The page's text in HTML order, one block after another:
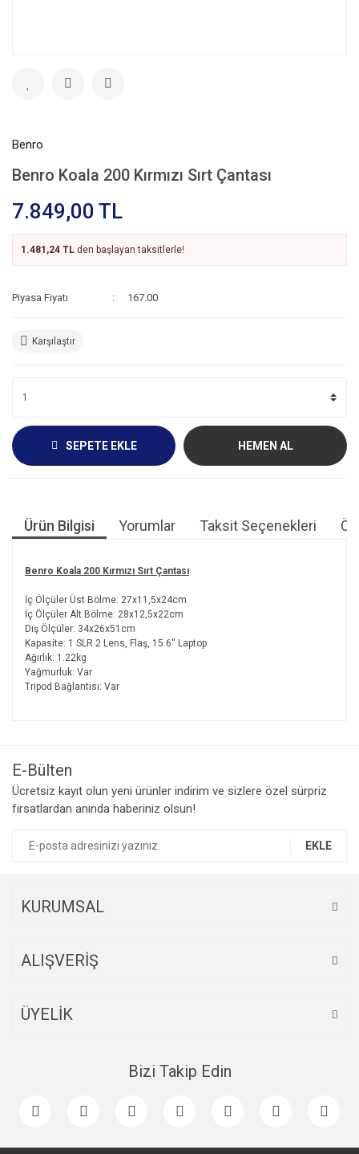
Benro
Benro Koala 200 Kırmızı Sırt Çantası
7.849,00 TL
1.481,24 TL den başlayan taksitlerle!
Piyasa Fiyatı 167.00
Karşılaştır
SEPETE EKLE HEMEN AL
Ürün Bilgisi Yorumlar Taksit Seçenekleri
Benro Koala 200 Kırmızı Sırt Çantası
İç Ölçüler Üst Bölme: 27x11,5x24cm
İç Ölçüler Alt Bölme: 28x12,5x22cm
Dış Ölçüler: 34x26x51cm
Kapasite: 1 SLR 2 Lens, Flaş, 15.6'' Laptop
Ağırlık: 1.22kg
Yağmurluk: Var
Tripod Bağlantısı: Var
Ürün resmi kalitesiz, bozuk veya görüntülenemiyor.
Ürün açıklamasında eksik bilgiler bulunuyor.
E-Bülten
Ücretsiz kayıt olun yeni ürünler indirim ve sizlere özel sürpriz
fırsatlardan anında haberiniz olsun!
EKLE
KURUMSAL
ALIŞVERİŞ
ÜYELİK
Bizi Takip Edin